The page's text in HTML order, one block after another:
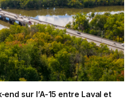
sur l’A-15 entre Laval et